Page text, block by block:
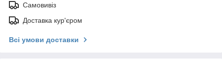
Самовивіз
Доставка кур'єром
Всі умови доставки